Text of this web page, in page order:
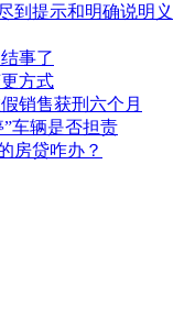
到提示和明确说明义
事了
方式
销售获刑六个月
”车辆是否担责
房贷咋办？